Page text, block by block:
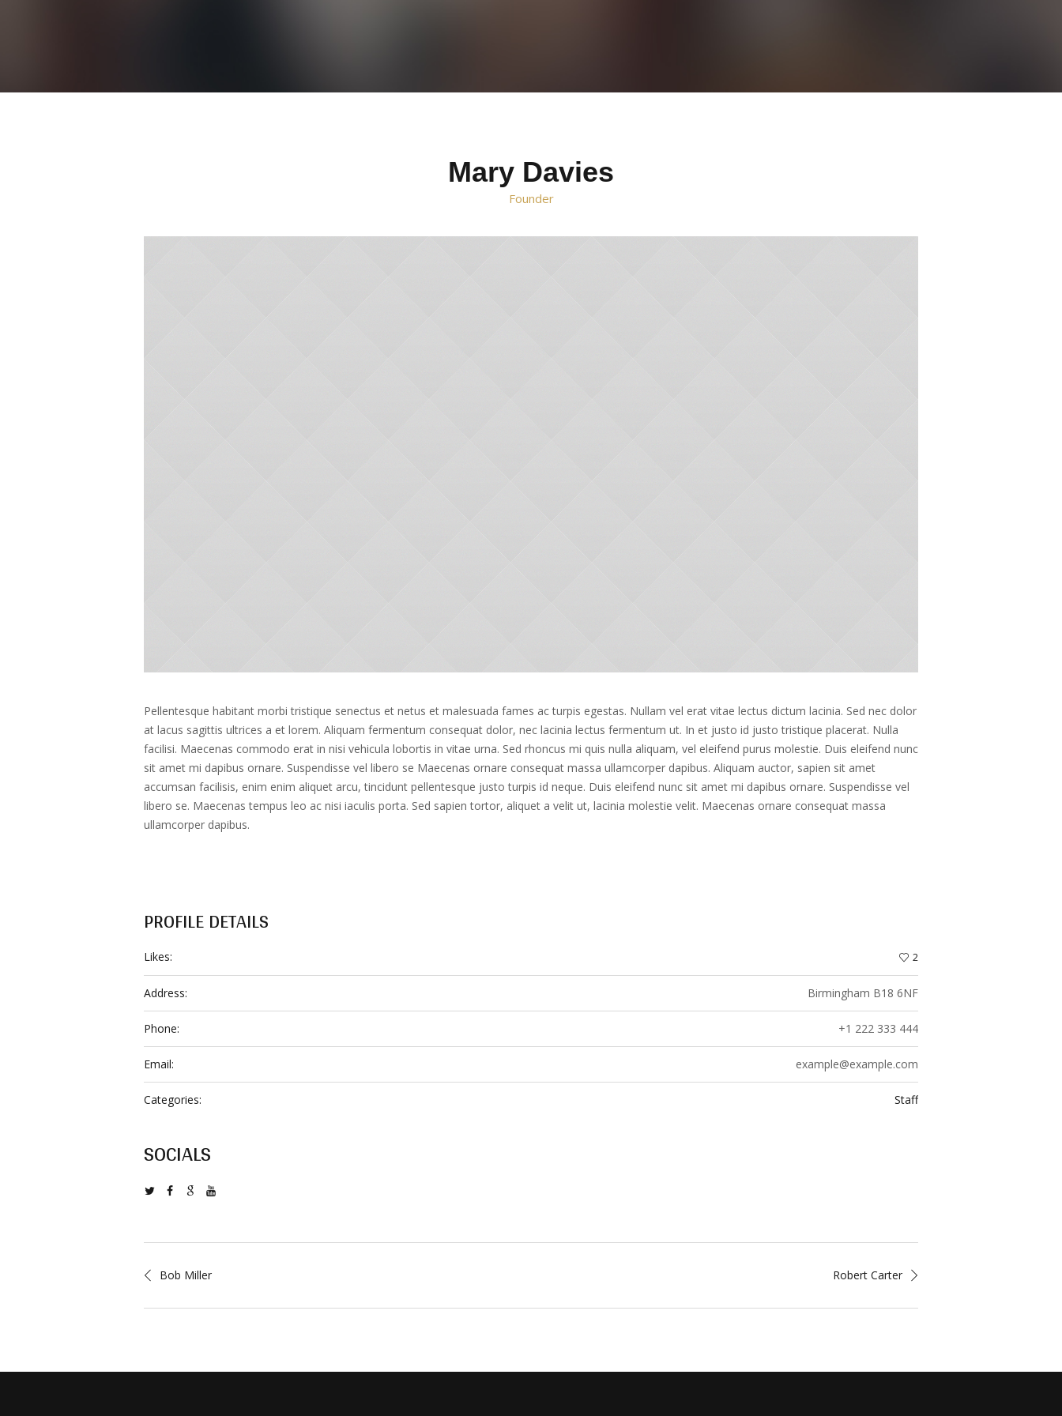
Mary Davies
Founder
Pellentesque habitant morbi tristique senectus et netus et malesuada fames ac turpis egestas. Nullam vel erat vitae lectus dictum lacinia. Sed nec dolor
at lacus sagittis ultrices a et lorem. Aliquam fermentum consequat dolor, nec lacinia lectus fermentum ut. In et justo id justo tristique placerat. Nulla
facilisi. Maecenas commodo erat in nisi vehicula lobortis in vitae urna. Sed rhoncus mi quis nulla aliquam, vel eleifend purus molestie. Duis eleifend nunc
sit amet mi dapibus ornare. Suspendisse vel libero se Maecenas ornare consequat massa ullamcorper dapibus. Aliquam auctor, sapien sit amet
accumsan facilisis, enim enim aliquet arcu, tincidunt pellentesque justo turpis id neque. Duis eleifend nunc sit amet mi dapibus ornare. Suspendisse vel
libero se. Maecenas tempus leo ac nisi iaculis porta. Sed sapien tortor, aliquet a velit ut, lacinia molestie velit. Maecenas ornare consequat massa
ullamcorper dapibus.
PROFILE DETAILS
Likes: 2
Address: Birmingham B18 6NF
Phone: +1 222 333 444
Email: example@example.com
Categories: Staff
SOCIALS
Bob Miller Robert Carter